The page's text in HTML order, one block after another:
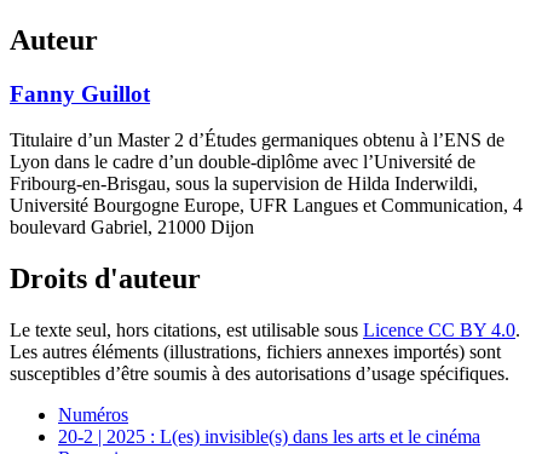
Auteur
Fanny Guillot
Titulaire d’un Master 2 d’Études germaniques obtenu à l’ENS de
Lyon dans le cadre d’un double-diplôme avec l’Université de
Fribourg-en-Brisgau, sous la supervision de Hilda Inderwildi,
Université Bourgogne Europe, UFR Langues et Communication, 4
boulevard Gabriel, 21000 Dijon
Droits d'auteur
Le texte seul, hors citations, est utilisable sous Licence CC BY 4.0.
Les autres éléments (illustrations, fichiers annexes importés) sont
susceptibles d’être soumis à des autorisations d’usage spécifiques.
Numéros
20-2 | 2025 : L(es) invisible(s) dans les arts et le cinéma